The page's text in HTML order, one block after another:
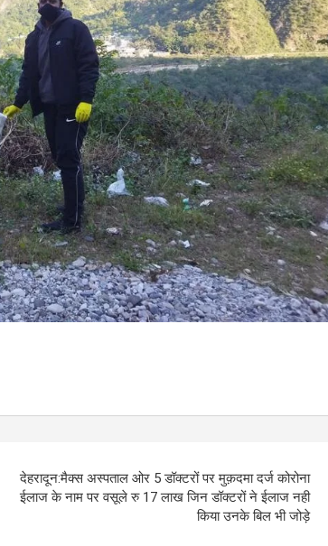
देहरादून:मैक्स अस्पताल ओर 5 डॉक्टरों पर मुक़दमा दर्ज कोरोना
ईलाज के नाम पर वसूले रु 17 लाख जिन डॉक्टरों ने ईलाज नही
किया उनके बिल भी जोड़े